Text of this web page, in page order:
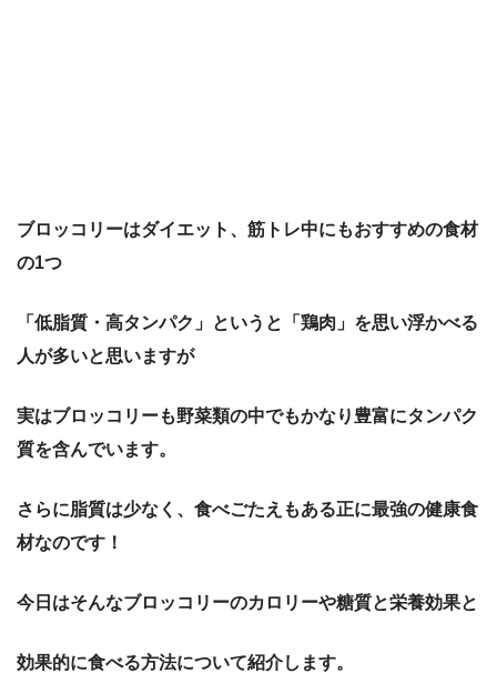
ブロッコリーはダイエット、筋トレ中にもおすすめの食材
の1つ
「低脂質・高タンパク」というと「鶏肉」を思い浮かべる
人が多いと思いますが
実はブロッコリーも野菜類の中でもかなり豊富にタンパク
質を含んでいます。
さらに脂質は少なく、食べごたえもある正に最強の健康食
材なのです！
今日はそんなブロッコリーのカロリーや糖質と栄養効果と
効果的に食べる方法について紹介します。